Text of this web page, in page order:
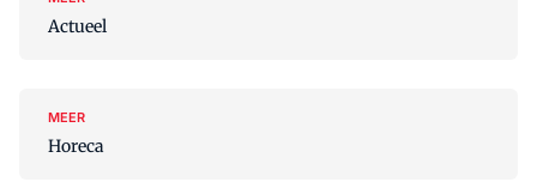
Actueel
MEER
Horeca